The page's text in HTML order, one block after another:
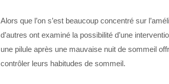
Alors que l’on s’est beaucoup concentré sur
d’autres ont examiné la possibilité d’une
une pilule après une mauvaise nuit de sommeil
contrôler leurs habitudes de sommeil.